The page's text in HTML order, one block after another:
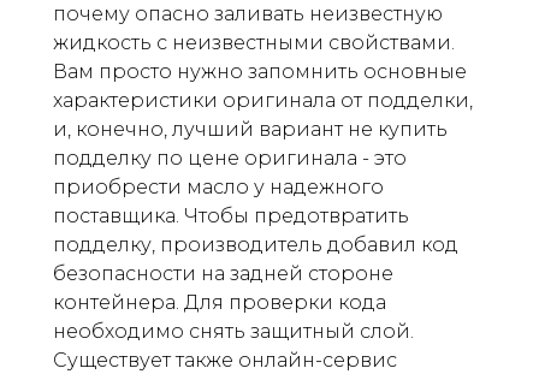
почему опасно заливать неизвестную
жидкость с неизвестными свойствами.
Вам просто нужно запомнить основные
характеристики оригинала от подделки,
и, конечно, лучший вариант не купить
подделку по цене оригинала - это
приобрести масло у надежного
поставщика. Чтобы предотвратить
подделку, производитель добавил код
безопасности на задней стороне
контейнера. Для проверки кода
необходимо снять защитный слой.
Существует также онлайн-сервис